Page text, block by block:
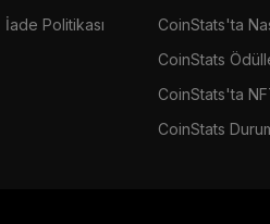
İade Politikası
CoinStats'ta
CoinStats
CoinStats'ta
CoinStats